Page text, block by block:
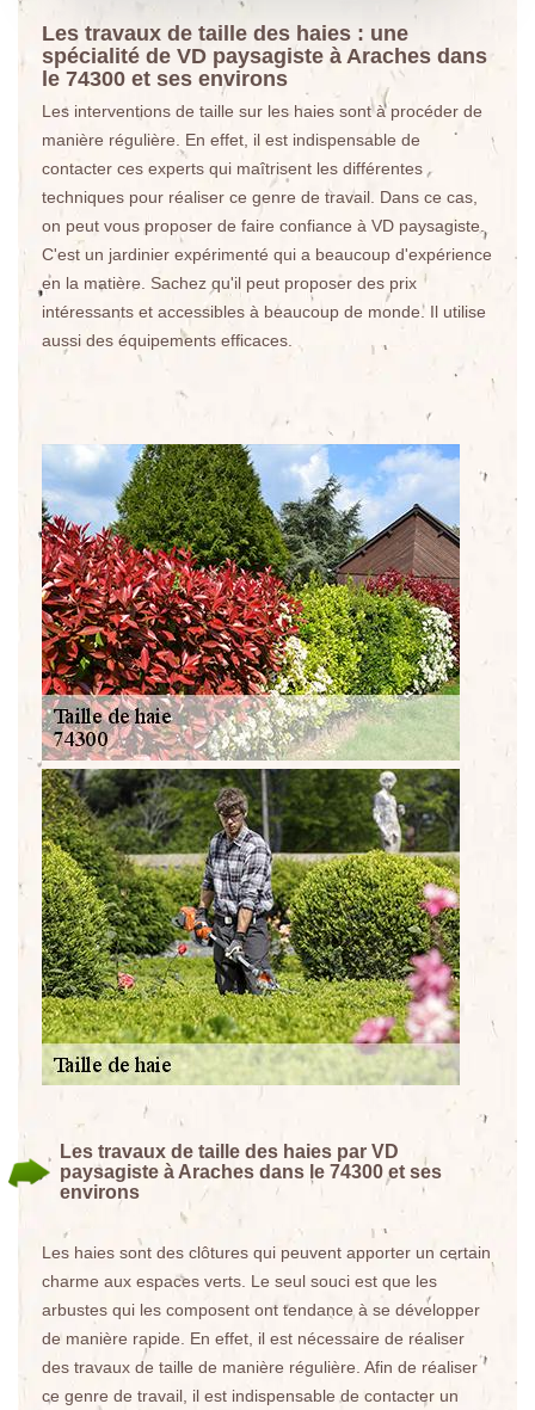
Les travaux de taille des haies : une
spécialité de VD paysagiste à Araches dans
le 74300 et ses environs
Les interventions de taille sur les haies sont à procéder de
manière régulière. En effet, il est indispensable de
contacter ces experts qui maîtrisent les différentes
techniques pour réaliser ce genre de travail. Dans ce cas,
on peut vous proposer de faire confiance à VD paysagiste.
C'est un jardinier expérimenté qui a beaucoup d'expérience
en la matière. Sachez qu'il peut proposer des prix
intéressants et accessibles à beaucoup de monde. Il utilise
aussi des équipements efficaces.
Les travaux de taille des haies par VD
paysagiste à Araches dans le 74300 et ses
environs
Les haies sont des clôtures qui peuvent apporter un certain
charme aux espaces verts. Le seul souci est que les
arbustes qui les composent ont tendance à se développer
de manière rapide. En effet, il est nécessaire de réaliser
des travaux de taille de manière régulière. Afin de réaliser
ce genre de travail, il est indispensable de contacter un